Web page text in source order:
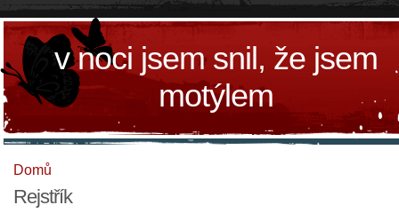
v noci jsem snil, že jsem
motýlem
Domů
Rejstřík